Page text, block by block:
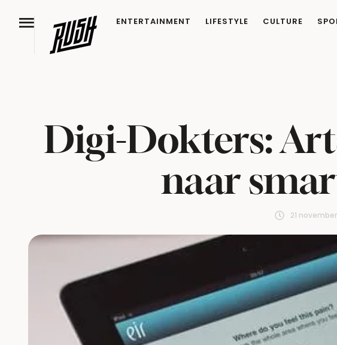
ENTERTAINMENT LIFESTYLE CULTURE
Digi-Dokters:
naar
21 november